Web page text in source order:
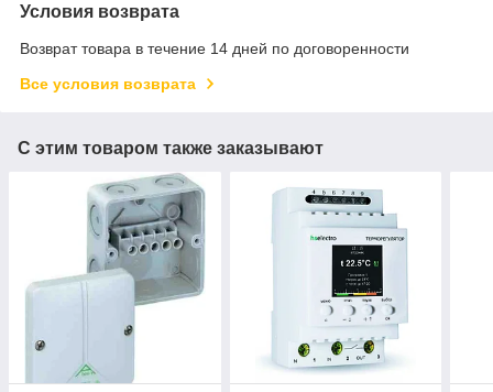
Условия возврата
Возврат товара в течение 14 дней по договоренности
Все условия возврата
С этим товаром также заказывают